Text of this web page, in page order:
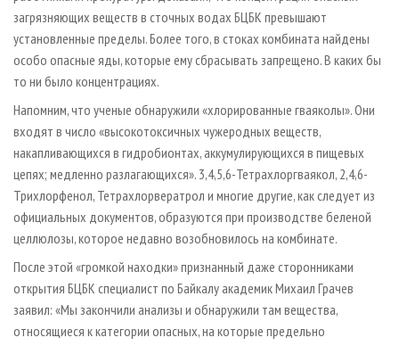
загрязняющих веществ в сточных водах БЦБК превышают
установленные пределы. Более того, в стоках комбината найдены
особо опасные яды, которые ему сбрасывать запрещено. В каких бы
то ни было концентрациях.
Напомним, что ученые обнаружили «хлорированные гваяколы». Они
входят в число «высокотоксичных чужеродных веществ,
накапливающихся в гидробионтах, аккумулирующихся в пищевых
цепях; медленно разлагающихся». 3,4,5,6-Тетрахлоргваякол, 2,4,6-
Трихлорфенол, Тетрахлорвератрол и многие другие, как следует из
официальных документов, образуются при производстве беленой
целлюлозы, которое недавно возобновилось на комбинате.
После этой «громкой находки» признанный даже сторонниками
открытия БЦБК специалист по Байкалу академик Михаил Грачев
заявил: «Мы закончили анализы и обнаружили там вещества,
относящиеся к категории опасных, на которые предельно